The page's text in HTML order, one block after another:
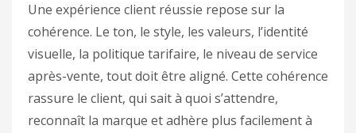
Une expérience client réussie repose sur la
cohérence. Le ton, le style, les valeurs, l’identité
visuelle, la politique tarifaire, le niveau de service
après-vente, tout doit être aligné. Cette cohérence
rassure le client, qui sait à quoi s’attendre,
reconnaît la marque et adhère plus facilement à